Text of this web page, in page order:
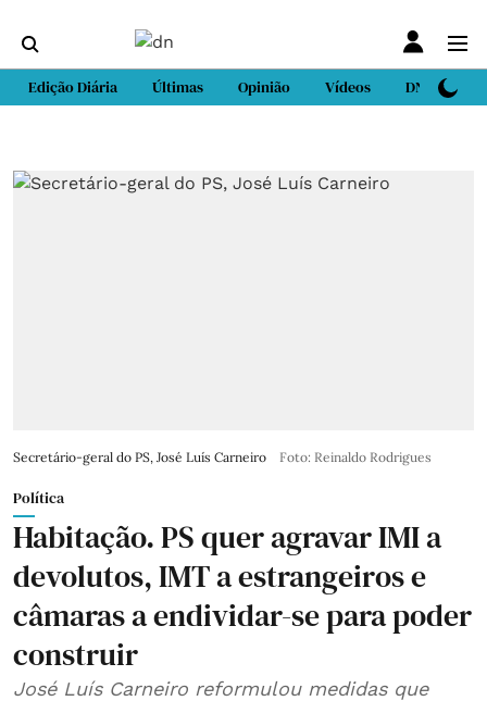
Edição Diária Últimas Opinião Vídeos DN Sport
Secretário-geral do PS, José Luís Carneiro Foto: Reinaldo Rodrigues
Política
Habitação. PS quer agravar IMI a
devolutos, IMT a estrangeiros e
câmaras a endividar-se para poder
construir
José Luís Carneiro reformulou medidas que